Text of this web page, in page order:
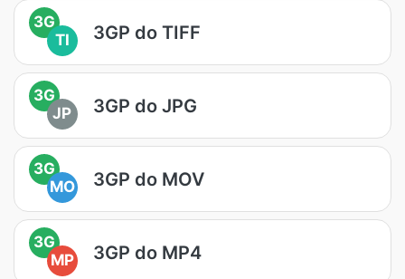
3G
TI
3GP do TIFF
3G
JP
3GP do JPG
3G
MO
3GP do MOV
3G
MP
3GP do MP4